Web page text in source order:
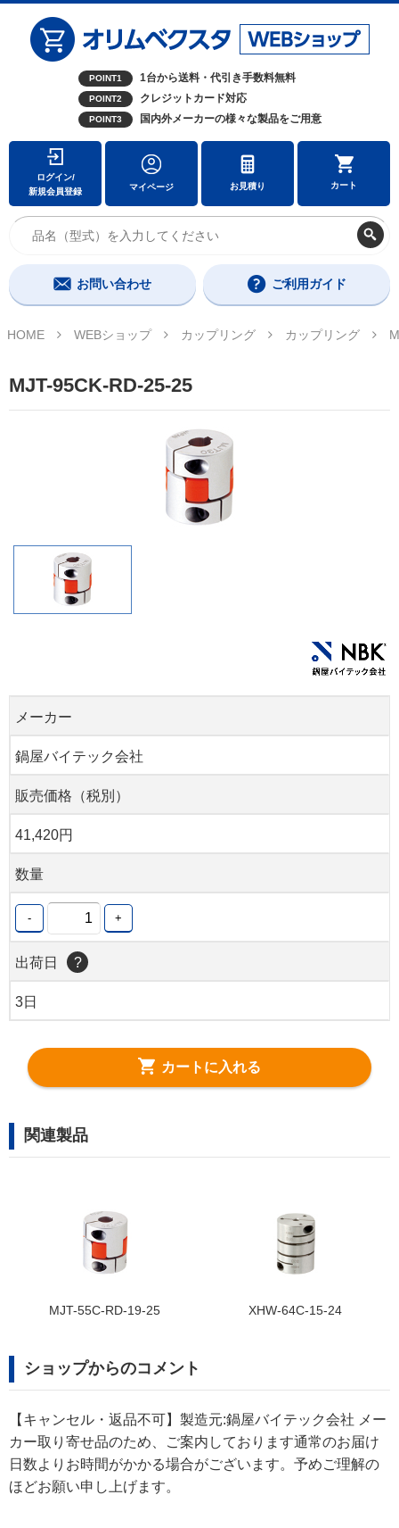
POINT1 1台から送料・代引き手数料無料
POINT2 クレジットカード対応
POINT3 国内外メーカーの様々な製品をご用意
ログイン/
新規会員登録
マイページ お見積り カート
お問い合わせ ご利用ガイド
HOME WEBショップ カップリング カップリング
MJT-95CK-RD-25-25
メーカー
鍋屋バイテック会社
販売価格（税別）
41,420円
数量
- +
出荷日 ?
3日
カートに入れる
関連製品
XHW-64C-15-24 XHW-39C-
ショップからのコメント
【キャンセル・返品不可】製造元:鍋屋バイテック会社 メー
カー取り寄せ品のため、ご案内しております通常のお届け
日数よりお時間がかかる場合がございます。予めご理解の
ほどお願い申し上げます。